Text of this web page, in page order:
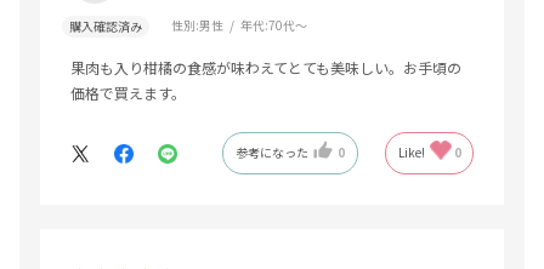
購入確認済み 性別:男性 年代:70代～
果肉も入り柑橘の食感が味わえてとても美味しい。お手頃の
価格で買えます。
参考になった 0 Like! 0